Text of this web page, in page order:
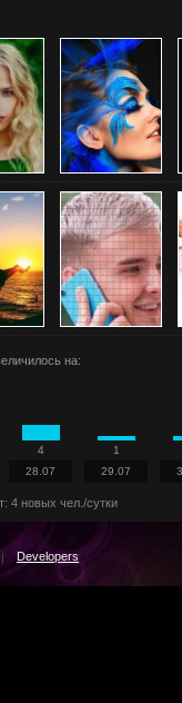
на:
4
28.07
1
29.07
4 новых чел./сутки
Developers